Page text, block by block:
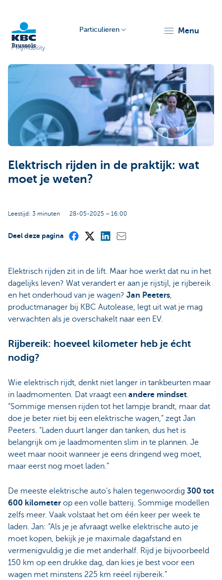
Brussels
Particulieren menu
MyMobility
Elektrisch rijden in de praktijk: wat
moet je weten?
Leestijd: 3 minuten 28-05-2025 – 16:00
Deel deze pagina
Elektrisch rijden zit in de lift. Maar hoe werkt dat nu in het
dagelijks leven? Wat verandert er aan je rijstijl, je rijbereik
en het onderhoud van je wagen? Jan Peeters,
productmanager bij KBC Autolease, legt uit wat je mag
verwachten als je overschakelt naar een EV.
Rijbereik: hoeveel kilometer heb je écht
nodig?
Wie elektrisch rijdt, denkt niet langer in tankbeurten maar
in laadmomenten. Dat vraagt een andere mindset.
“Sommige mensen rijden tot het lampje brandt, maar dat
doe je beter niet bij een elektrische wagen,” zegt Jan
Peeters. “Laden duurt langer dan tanken, dus het is
belangrijk om je laadmomenten slim in te plannen. Je
weet maar nooit wanneer je eens dringend weg moet,
maar eerst nog moet laden.”
De meeste elektrische auto’s halen tegenwoordig 300 tot
600 kilometer op een volle batterij. Sommige modellen
zelfs meer. Vaak volstaat het om één keer per week te
laden. Jan: “Als je je afvraagt welke elektrische auto je
moet kopen, bekijk je je maximale dagafstand en
vermenigvuldig je die met anderhalf. Rijd je bijvoorbeeld
150 km op een drukke dag, dan kies je best voor een
wagen met minstens 225 km reëel rijbereik.”